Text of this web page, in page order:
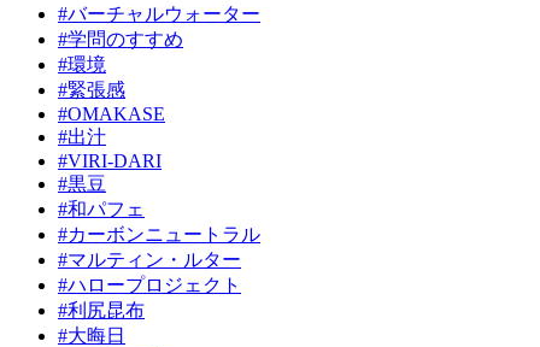
#バーチャルウォーター
#学問のすすめ
#環境
#緊張感
#OMAKASE
#出汁
#VIRI-DARI
#黒豆
#和パフェ
#カーボンニュートラル
#マルティン・ルター
#ハロープロジェクト
#利尻昆布
#大晦日